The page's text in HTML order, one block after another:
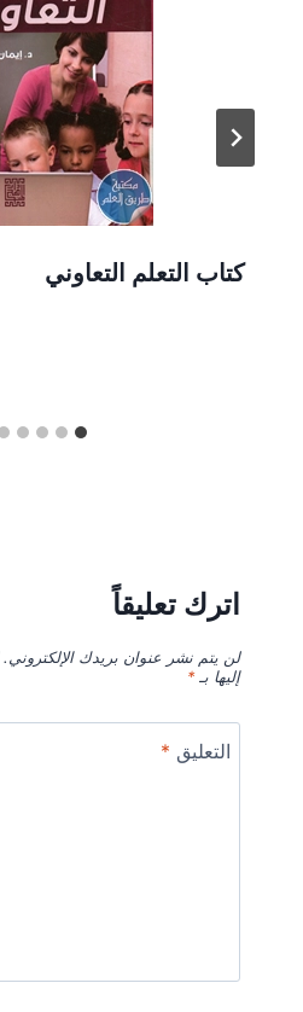
كتاب التعلم التعاوني
اترك تعليقاً
لن يتم نشر عنوان بريدك الإلكتروني.
إليها بـ*
التعليق *